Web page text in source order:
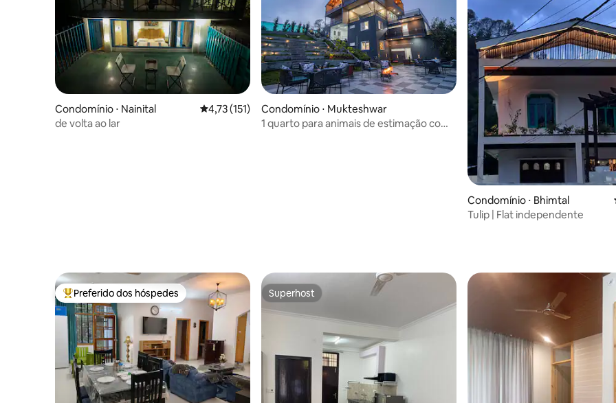
Condomínio ⋅ Nainital 4,73 de uma avaliação média de 5, 151 avaliações
4,73 (151)
de volta ao lar
Condomínio ⋅ Mukteshwar
1 quarto para animais de estimação com
Condomínio ⋅ Bhimtal
Tulip | Flat independente
Entre os melhores preferidos dos hóspedes
Preferido dos hóspedes Superhost
Superhost